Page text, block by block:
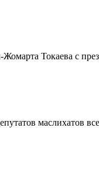
Токаева с
маслихатов